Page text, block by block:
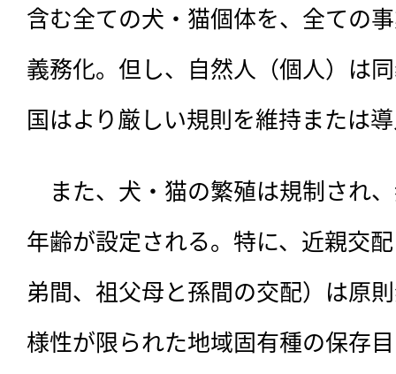
含む全ての犬・猫個体を、全ての
義務化。但し、自然人（個人）は
国はより厳しい規則を維持または
また、犬・猫の繁殖は規制され
年齢が設定される。特に、近親交
弟間、祖父母と孫間の交配）は原
様性が限られた地域固有種の保存